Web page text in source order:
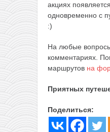
акциях
одновременно с
:)
На любые
комментариях.
маршрутов на
Приятных
Поделиться: